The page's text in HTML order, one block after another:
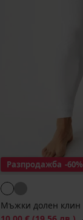
Разпродажба -60%
Мъжки долен клин